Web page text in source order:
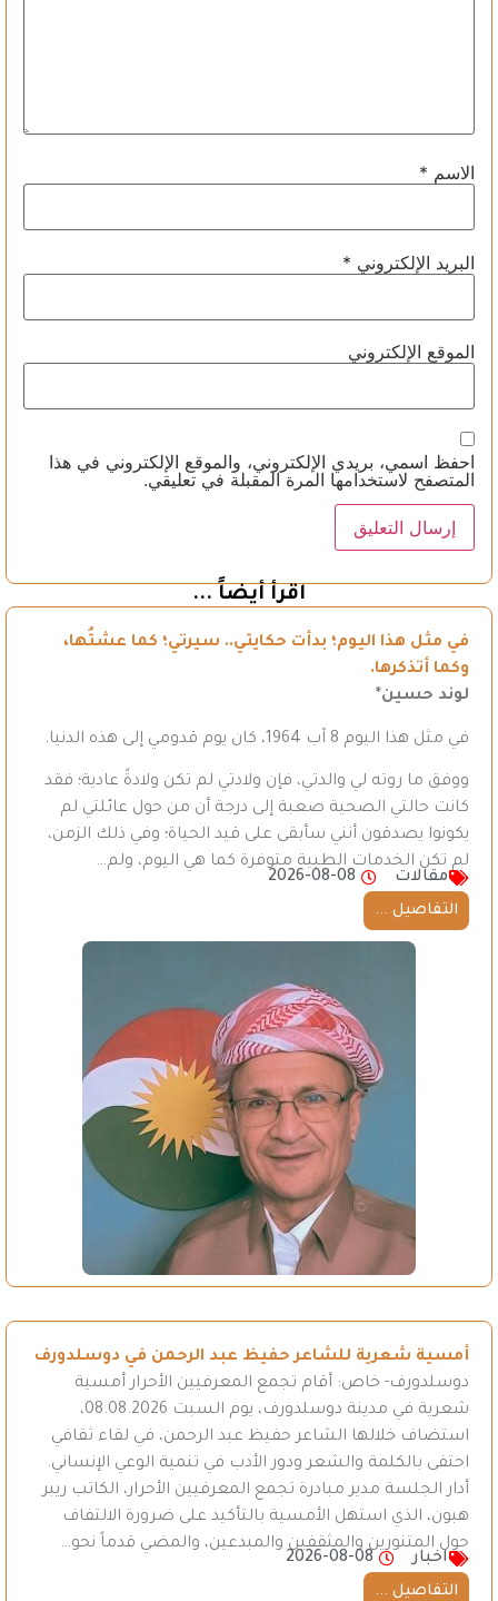
الاسم *
البريد الإلكتروني *
الموقع الإلكتروني
احفظ اسمي، بريدي الإلكتروني، والموقع الإلكتروني في هذا
المتصفح لاستخدامها المرة المقبلة في تعليقي.
اقرأ أيضاً ...
في مثل هذا اليوم؛ بدأت حكايتي.. سيرتي؛ كما عشتُها،
وكما أتذكرها.
لوند حسين*
في مثل هذا اليوم 8 آب 1964، كان يوم قدومي إلى هذه الدنيا.
ووفق ما روته لي والدتي، فإن ولادتي لم تكن ولادةً عادية؛ فقد
كانت حالتي الصحية صعبة إلى درجة أن من حول عائلتي لم
يكونوا يصدقون أنني سأبقى على قيد الحياة؛ وفي ذلك الزمن،
لم تكن الخدمات الطبية متوفرة كما هي اليوم، ولم…
مقالات
2026-08-08
التفاصيل ...
أمسية شعرية للشاعر حفيظ عبد الرحمن في دوسلدورف
دوسلدورف- خاص: أقام تجمع المعرفيين الأحرار أمسية
شعرية في مدينة دوسلدورف، يوم السبت 08.08.2026،
استضاف خلالها الشاعر حفيظ عبد الرحمن، في لقاء ثقافي
احتفى بالكلمة والشعر ودور الأدب في تنمية الوعي الإنساني.
أدار الجلسة مدير مبادرة تجمع المعرفيين الأحرار، الكاتب ريبر
هبون، الذي استهل الأمسية بالتأكيد على ضرورة الالتفاف
حول المتنورين والمثقفين والمبدعين، والمضي قدماً نحو…
اخبار
2026-08-08
التفاصيل ...